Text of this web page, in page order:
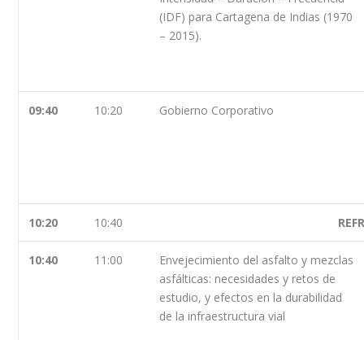
(IDF) para Cartagena de Indias (1970
– 2015).
09:40 10:20 Gobierno Corporativo
10:20 10:40
10:40 11:00
Envejecimiento del asfalto y mezclas
asfálticas: necesidades y retos de
estudio, y efectos en la durabilidad
de la infraestructura vial